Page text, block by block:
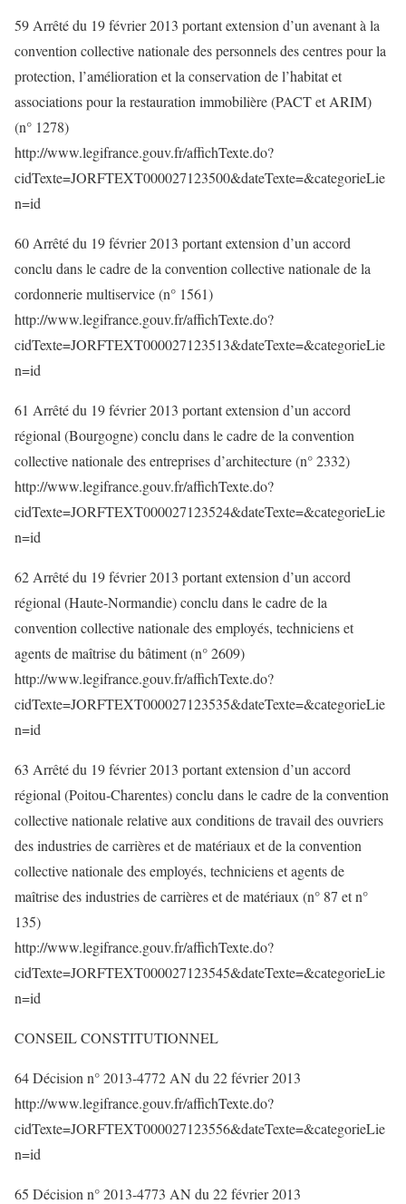
59 Arrêté du 19 février 2013 portant extension d’un avenant à la
convention collective nationale des personnels des centres pour la
protection, l’amélioration et la conservation de l’habitat et
associations pour la restauration immobilière (PACT et ARIM)
(n° 1278)
http://www.legifrance.gouv.fr/affichTexte.do?
cidTexte=JORFTEXT000027123500&dateTexte=&categorieLie
n=id
60 Arrêté du 19 février 2013 portant extension d’un accord
conclu dans le cadre de la convention collective nationale de la
cordonnerie multiservice (n° 1561)
http://www.legifrance.gouv.fr/affichTexte.do?
cidTexte=JORFTEXT000027123513&dateTexte=&categorieLie
n=id
61 Arrêté du 19 février 2013 portant extension d’un accord
régional (Bourgogne) conclu dans le cadre de la convention
collective nationale des entreprises d’architecture (n° 2332)
http://www.legifrance.gouv.fr/affichTexte.do?
cidTexte=JORFTEXT000027123524&dateTexte=&categorieLie
n=id
62 Arrêté du 19 février 2013 portant extension d’un accord
régional (Haute-Normandie) conclu dans le cadre de la
convention collective nationale des employés, techniciens et
agents de maîtrise du bâtiment (n° 2609)
http://www.legifrance.gouv.fr/affichTexte.do?
cidTexte=JORFTEXT000027123535&dateTexte=&categorieLie
n=id
63 Arrêté du 19 février 2013 portant extension d’un accord
régional (Poitou-Charentes) conclu dans le cadre de la convention
collective nationale relative aux conditions de travail des ouvriers
des industries de carrières et de matériaux et de la convention
collective nationale des employés, techniciens et agents de
maîtrise des industries de carrières et de matériaux (n° 87 et n°
135)
http://www.legifrance.gouv.fr/affichTexte.do?
cidTexte=JORFTEXT000027123545&dateTexte=&categorieLie
n=id
CONSEIL CONSTITUTIONNEL
64 Décision n° 2013-4772 AN du 22 février 2013
http://www.legifrance.gouv.fr/affichTexte.do?
cidTexte=JORFTEXT000027123556&dateTexte=&categorieLie
n=id
65 Décision n° 2013-4773 AN du 22 février 2013